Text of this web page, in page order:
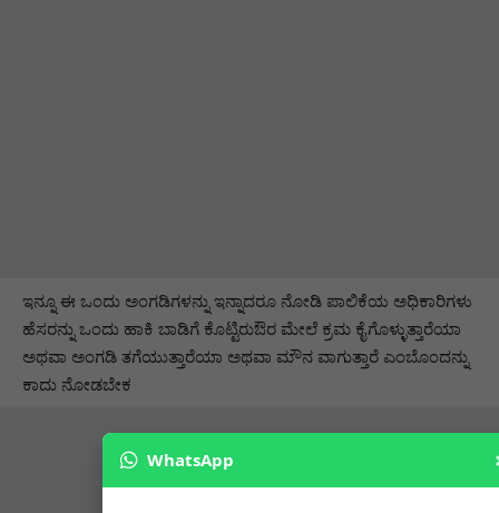
ಇನ್ನೂ ಈ ಒಂದು ಅಂಗಡಿಗಳನ್ನು ಇನ್ನಾದರೂ ನೋಡಿ ಪಾಲಿಕೆಯ ಅಧಿಕಾರಿಗಳು
ಹೆಸರನ್ನು ಒಂದು ಹಾಕಿ ಬಾಡಿಗೆ ಕೊಟ್ಟಿರುಔರ ಮೇಲೆ ಕ್ರಮ ಕೈಗೊಳ್ಳುತ್ತಾರೆಯಾ
ಅಥವಾ ಅಂಗಡಿ ತಗೆಯುತ್ತಾರೆಯಾ ಅಥವಾ ಮೌನ ವಾಗುತ್ತಾರೆ ಎಂಬೊಂದನ್ನು
ಕಾದು ನೋಡಬೇಕ
WhatsApp